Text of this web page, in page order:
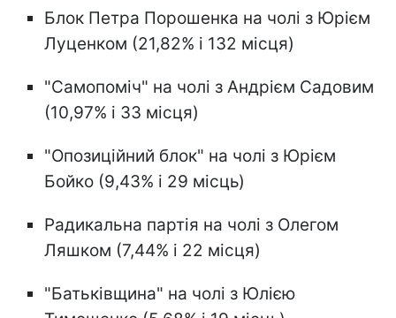
Блок Петра Порошенка на чолі з Юрієм
Луценком (21,82% і 132 місця)
"Самопоміч" на чолі з Андрієм Садовим
(10,97% і 33 місця)
"Опозиційний блок" на чолі з Юрієм
Бойко (9,43% і 29 місць)
Радикальна партія на чолі з Олегом
Ляшком (7,44% і 22 місця)
"Батьківщина" на чолі з Юлією